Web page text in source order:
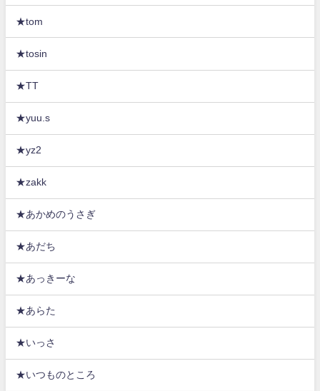
★tom
★tosin
★TT
★yuu.s
★yz2
★zakk
★あかめのうさぎ
★あだち
★あっきーな
★あらた
★いっさ
★いつものところ